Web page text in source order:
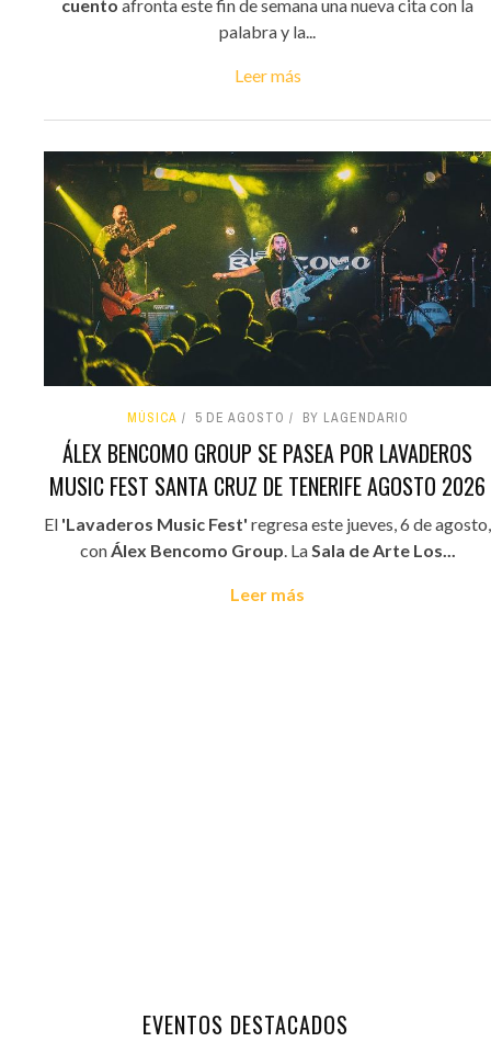
cuento afronta este fin de semana una nueva cita con la
palabra y la...
Leer más
MÚSICA 5 DE AGOSTO BY LAGENDARIO
ÁLEX BENCOMO GROUP SE PASEA POR LAVADEROS
MUSIC FEST SANTA CRUZ DE TENERIFE AGOSTO 2026
El 'Lavaderos Music Fest' regresa este jueves, 6 de agosto,
con Álex Bencomo Group . La Sala de Arte Los...
Leer más
EVENTOS DESTACADOS